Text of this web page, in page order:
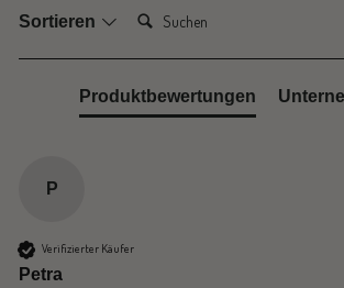
Sortieren Suchen:
Produktbewertungen
P
Verifizierter Käufer
Petra